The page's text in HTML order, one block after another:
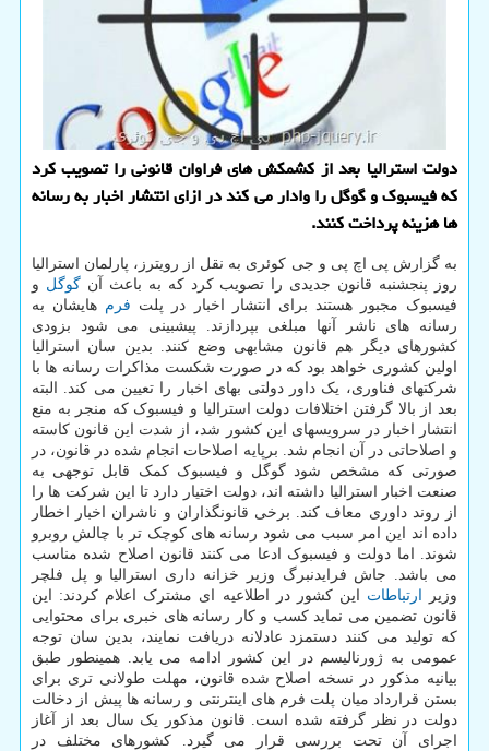
دولت استرالیا بعد از کشمکش های فراوان قانونی را تصویب کرد
که فیسبوک و گوگل را وادار می کند در ازای انتشار اخبار به رسانه
ها هزینه پرداخت کنند.
به گزارش پی اچ پی و جی کوئری به نقل از رویترز، پارلمان استرالیا
روز پنجشنبه قانون جدیدی را تصویب کرد که به باعث آنگوگل و
فیسبوک مجبور هستند برای انتشار اخبار در پلت فرم هایشان به
رسانه های ناشر آنها مبلغی بپردازند. پیشبینی می شود بزودی
کشورهای دیگر هم قانون مشابهی وضع کنند. بدین سان استرالیا
اولین کشوری خواهد بود که در صورت شکست مذاکرات رسانه ها با
شرکتهای فناوری، یک داور دولتی بهای اخبار را تعیین می کند. البته
بعد از بالا گرفتن اختلافات دولت استرالیا و فیسبوک که منجر به منع
انتشار اخبار در سرویسهای این کشور شد، از شدت این قانون کاسته
و اصلاحاتی در آن انجام شد. برپایه اصلاحات انجام شده در قانون، در
صورتی که مشخص شود گوگل و فیسبوک کمک قابل توجهی به
صنعت اخبار استرالیا داشته اند، دولت اختیار دارد تا این شرکت ها را
از روند داوری معاف کند. برخی قانونگذاران و ناشران اخبار اخطار
داده اند این امر سبب می شود رسانه های کوچک تر با چالش روبرو
شوند. اما دولت و فیسبوک ادعا می کنند قانون اصلاح شده مناسب
می باشد. جاش فرایدنبرگ وزیر خزانه داری استرالیا و پل فلچر
وزیر
ارتباطات این کشور در اطلاعیه ای مشترک اعلام کردند: این
قانون تضمین می نماید کسب و کار رسانه های خبری برای محتوایی
که تولید می کنند دستمزد عادلانه دریافت نمایند، بدین سان توجه
عمومی به ژورنالیسم در این کشور ادامه می یابد. همینطور طبق
بیانیه مذکور در نسخه اصلاح شده قانون، مهلت طولانی تری برای
بستن قرارداد میان پلت فرم های اینترنتی و رسانه ها پیش از دخالت
دولت در نظر گرفته شده است. قانون مذکور یک سال بعد از آغاز
اجرای آن تحت بررسی قرار می گیرد. کشورهای مختلف در